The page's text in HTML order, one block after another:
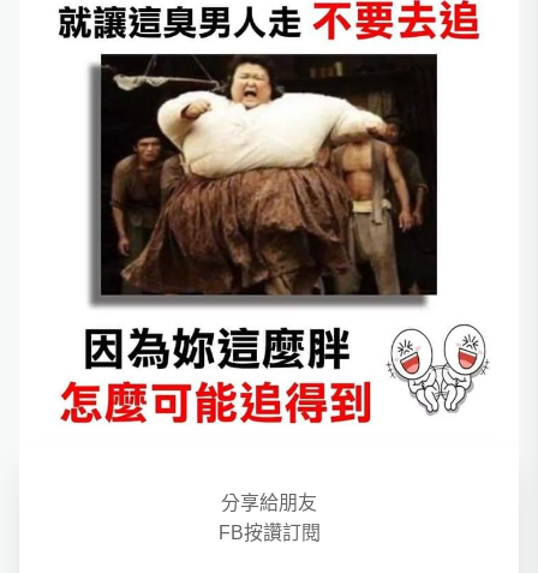
分享給朋友
FB按讚訂閱